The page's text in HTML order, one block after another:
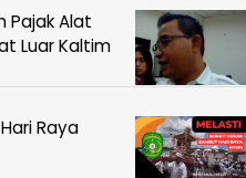
Pajak Alat
Luar Kaltim
Raya